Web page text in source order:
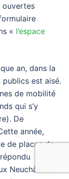
ouvertes
« l’espace
an, dans la
publics est aisé.
de mobilité
qui s’y
De
année,
de places de
Neuchâtelois-